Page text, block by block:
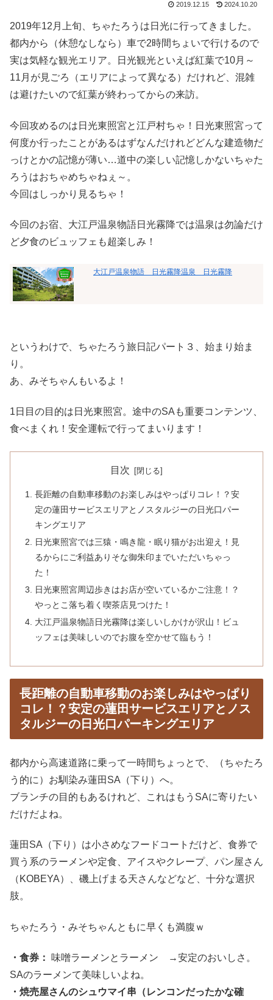
2019.12.15 2024.10.20
2019年12月上旬、ちゃたろうは日光に行ってきました。
都内から（休憩なしなら）車で2時間ちょいで行けるので
実は気軽な観光エリア。日光観光といえば紅葉で10月～
11月が見ごろ（エリアによって異なる）だけれど、混雑
は避けたいので紅葉が終わってからの来訪。
今回攻めるのは日光東照宮と江戸村ちゃ！日光東照宮って
何度か行ったことがあるはずなんだけれどどんな建造物だ
っけとかの記憶が薄い…道中の楽しい記憶しかないちゃた
ろうはおちゃめちゃねぇ～。
今回はしっかり見るちゃ！
今回のお宿、大江戸温泉物語日光霧降では温泉は勿論だけ
ど夕食のビュッフェも超楽しみ！
大江戸温泉物語 日光霧降温泉 日光霧降
というわけで、ちゃたろう旅日記パート３、始まり始ま
り。
あ、みそちゃんもいるよ！
1日目の目的は日光東照宮。途中のSAも重要コンテンツ、
食べまくれ！安全運転で行ってまいります！
目次
長距離の自動車移動のお楽しみはやっぱりコレ！？安
定の蓮田サービスエリアとノスタルジーの日光口パー
キングエリア
日光東照宮では三猿・鳴き龍・眠り猫がお出迎え！見
るからにご利益ありそな御朱印までいただいちゃっ
た！
日光東照宮周辺歩きはお店が空いているかご注意！？
やっとこ落ち着く喫茶店見つけた！
大江戸温泉物語日光霧降は楽しいしかけが沢山！ビュ
ッフェは美味しいのでお腹を空かせて臨もう！
長距離の自動車移動のお楽しみはやっぱり
コレ！？安定の蓮田サービスエリアとノス
タルジーの日光口パーキングエリア
都内から高速道路に乗って一時間ちょっとで、（ちゃたろ
う的に）お馴染み蓮田SA（下り）へ。
ブランチの目的もあるけれど、これはもうSAに寄りたい
だけだよね。
蓮田SA（下り）は小さめなフードコートだけど、食券で
買う系のラーメンや定食、アイスやクレープ、パン屋さん
（KOBEYA）、磯上げまる天さんなどなど、十分な選択
肢。
ちゃたろう・みそちゃんともに早くも満腹ｗ
・食券：
味噌ラーメンとラーメン →安定のおいしさ。
SAのラーメンて美味しいよね。
・焼売屋さんのシュウマイ串（レンコンだったかな確